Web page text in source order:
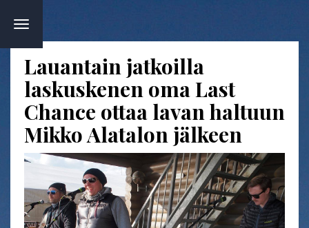
TOGGLE
Lauantain jatkoilla
laskuskenen oma Last
Chance ottaa lavan haltuun
Mikko Alatalon jälkeen